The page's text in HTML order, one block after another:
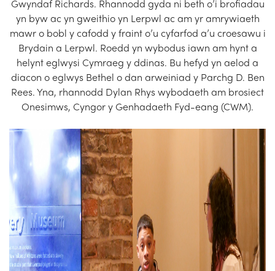
Gwyndaf Richards. Rhannodd gyda ni beth o’i brofiadau
yn byw ac yn gweithio yn Lerpwl ac am yr amrywiaeth
mawr o bobl y cafodd y fraint o’u cyfarfod a’u croesawu i
Brydain a Lerpwl. Roedd yn wybodus iawn am hynt a
helynt eglwysi Cymraeg y ddinas. Bu hefyd yn aelod a
diacon o eglwys Bethel o dan arweiniad y Parchg D. Ben
Rees. Yna, rhannodd Dylan Rhys wybodaeth am brosiect
Onesimws, Cyngor y Genhadaeth Fyd-eang (CWM).